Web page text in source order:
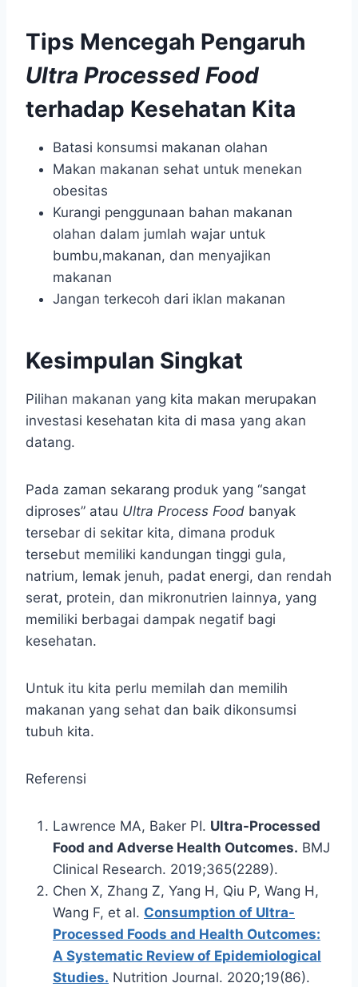
Tips Mencegah Pengaruh
Ultra Processed Food
terhadap Kesehatan Kita
Batasi konsumsi makanan olahan
Makan makanan sehat untuk menekan
obesitas
Kurangi penggunaan bahan makanan
olahan dalam jumlah wajar untuk
bumbu,makanan, dan menyajikan
makanan
Jangan terkecoh dari iklan makanan
Kesimpulan Singkat
Pilihan makanan yang kita makan merupakan
investasi kesehatan kita di masa yang akan
datang.
Pada zaman sekarang produk yang “sangat
diproses” atau Ultra Process Food banyak
tersebar di sekitar kita, dimana produk
tersebut memiliki kandungan tinggi gula,
natrium, lemak jenuh, padat energi, dan rendah
serat, protein, dan mikronutrien lainnya, yang
memiliki berbagai dampak negatif bagi
kesehatan.
Untuk itu kita perlu memilah dan memilih
makanan yang sehat dan baik dikonsumsi
tubuh kita.
Referensi
Lawrence MA, Baker PI. Ultra-Processed
Food and Adverse Health Outcomes. BMJ
Clinical Research. 2019;365(2289).
Chen X, Zhang Z, Yang H, Qiu P, Wang H,
Wang F, et al. Consumption of Ultra-
Processed Foods and Health Outcomes:
A Systematic Review of Epidemiological
Studies. Nutrition Journal. 2020;19(86).